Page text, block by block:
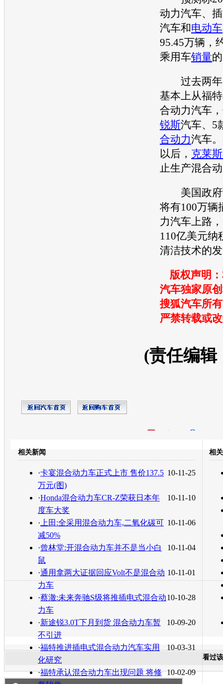
动力汽车、
汽车和电动车
95.45万辆，
乘用车销量
过去两年
基本上从福特
合动力汽车
锐斯汽车、5
合动力汽车
以后， 克莱
止生产混合
美国政府
将有100万辆
力汽车上路
110亿美元纳
清洁技术的
版权声明
汽车独家原
搜狐汽车所
严禁转载或
(责任编辑
转发至：
相关新闻
10-11-25
·卡宴混合动力车正式上市 售价137.5
万元(图)
10-11-10
·Honda混合动力车CR-Z荣获日本年
度车大奖
10-11-06
· 上田:全采用混合动力车,二氧化碳可
减50%
10-11-04
·曾林堂:开混合动力车并不是当小白
鼠
10-11-01
·通用拿两大证据回应Volt不是混合动
力车
10-10-28
·蔡澈:未来奔驰S级将推插电式混合动
力车
10-09-20
·新途锐3.0T下月到货 混合动力车暂
不引进
10-03-31
·福特推进插电式混合动力汽车实用
化研究
10-02-09
·福特承认混合动力车出现问题 将修
相
看过